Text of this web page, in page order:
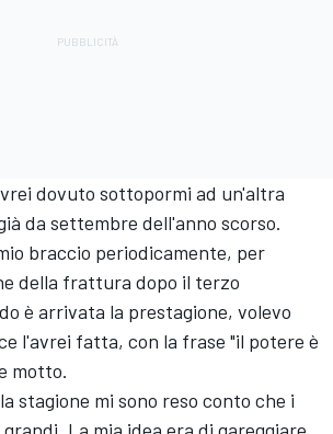
dovuto sottopormi ad un'altra
da settembre dell'anno scorso.
braccio periodicamente, per
della frattura dopo il terzo
è arrivata la prestagione, volevo
l'avrei fatta, con la frase "il potere è
motto.
stagione mi sono reso conto che i